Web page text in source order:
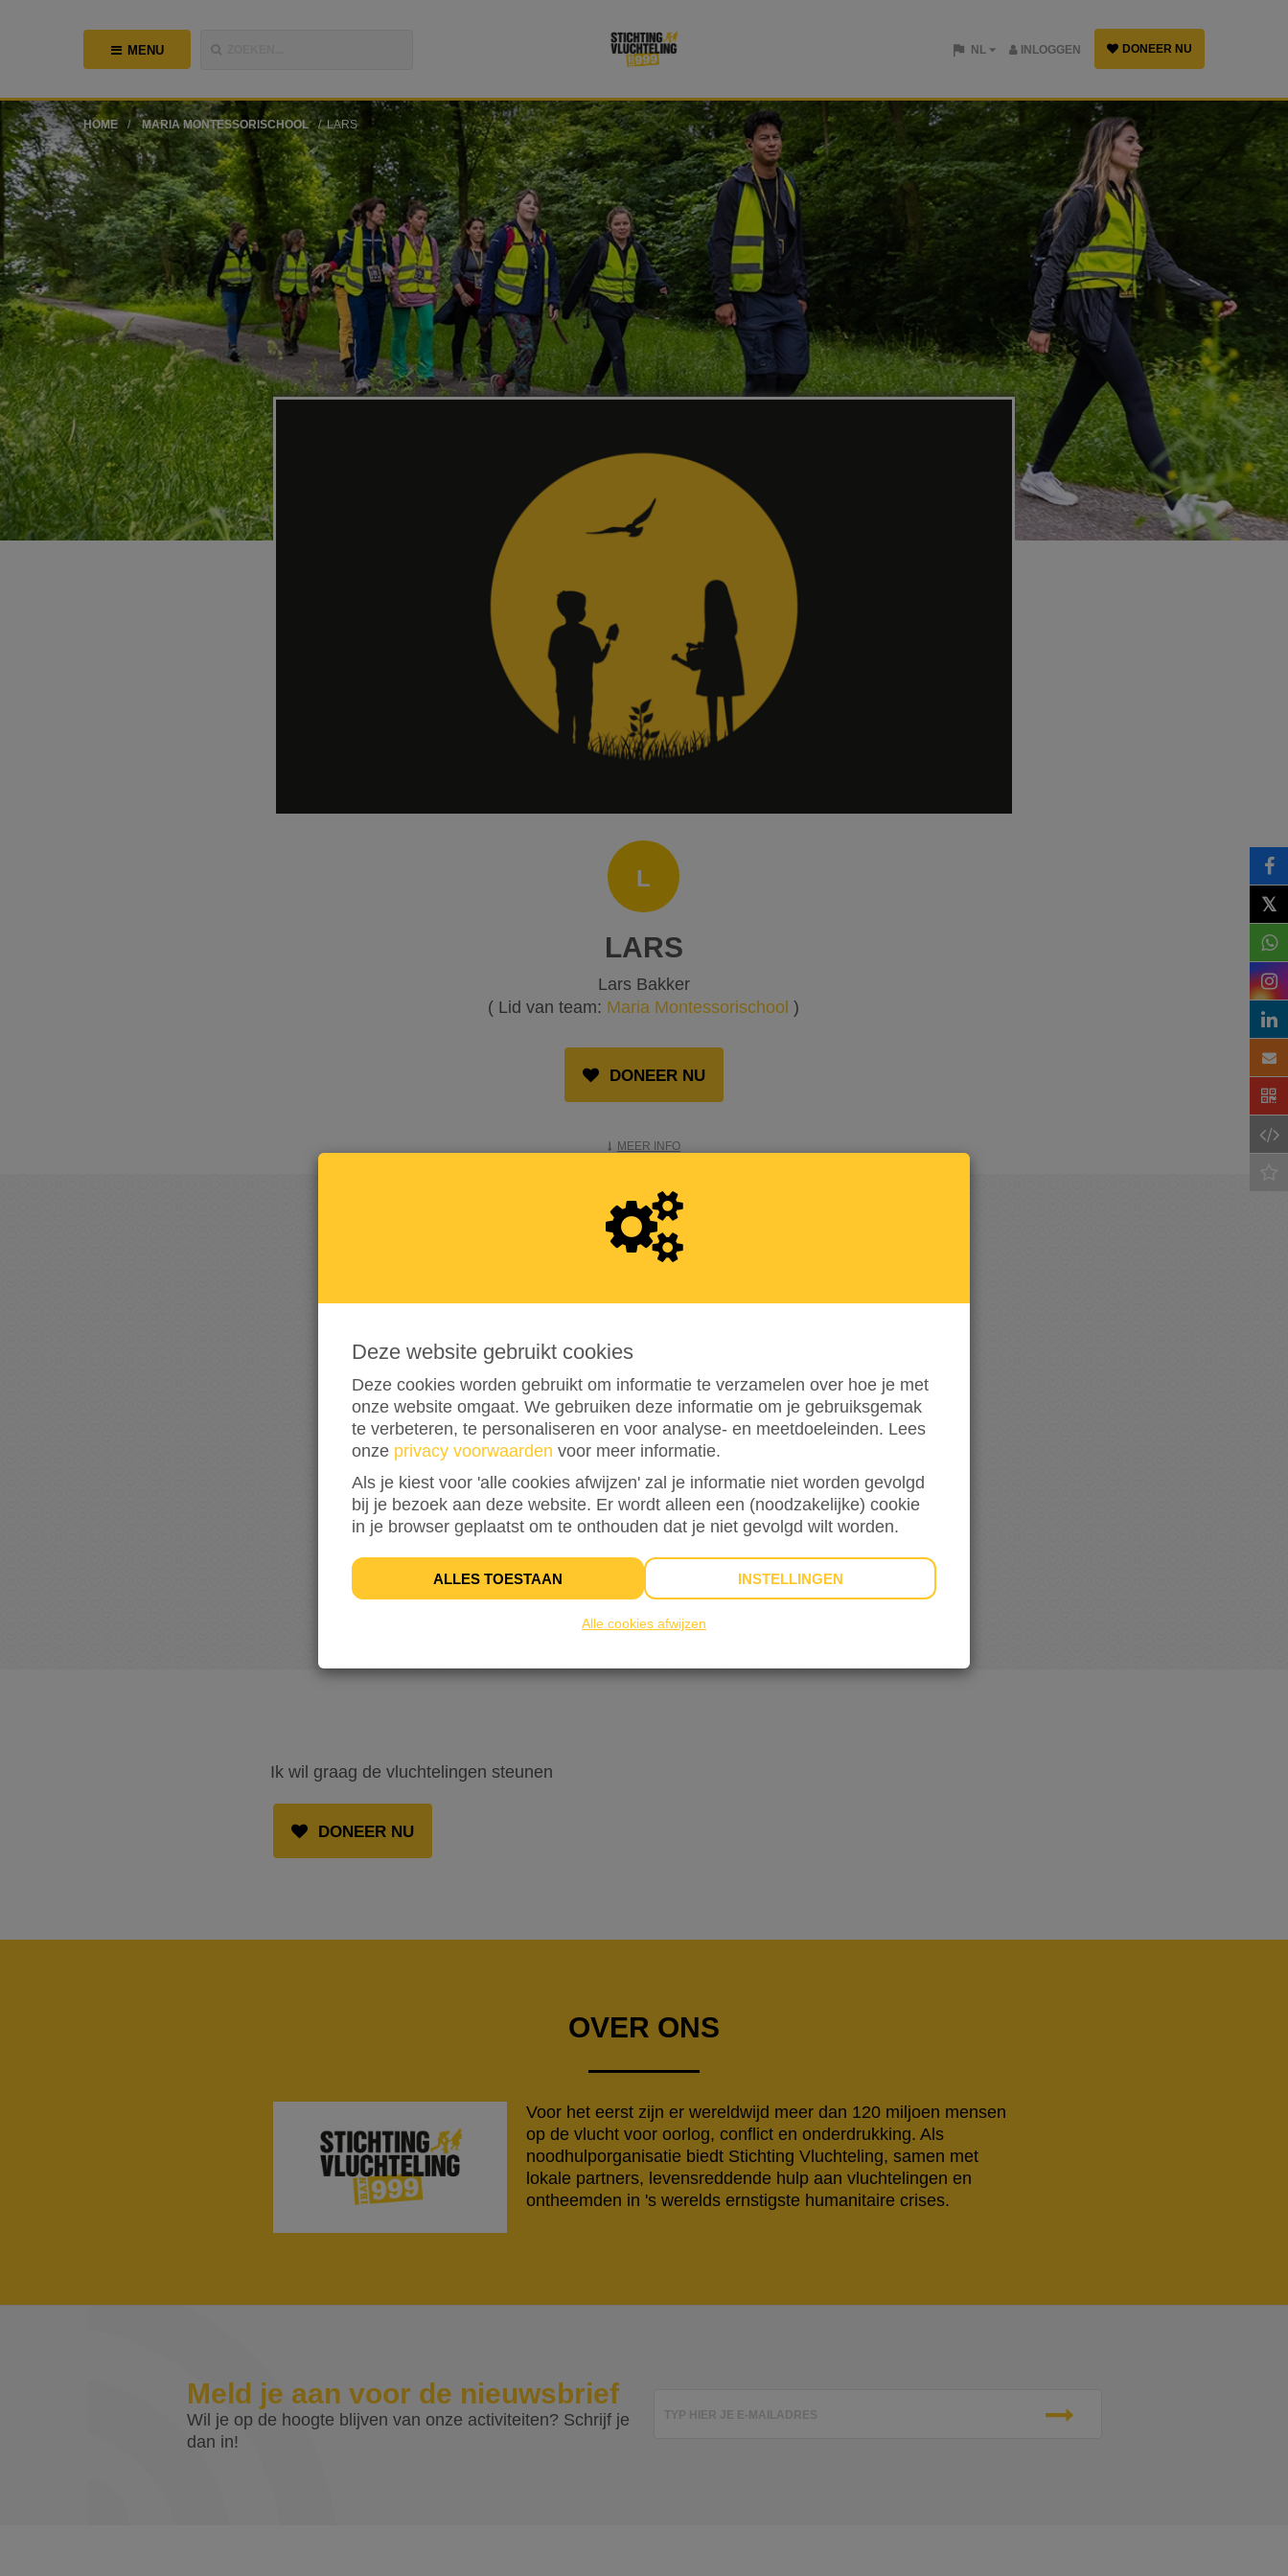
MENU DONEER NU
INLOGGEN
NL
HOME MARIA MONTESSORISCHOOL LARS
L
LARS
Lars Bakker
( Lid van team: Maria Montessorischool )
DONEER NU
MEER INFO
OPGEHAALD
0
0% bereikt van mijn streefbedrag € 30
Ik wil graag de vluchtelingen steunen
DONEER NU
OVER ONS
Voor het eerst zijn er wereldwijd meer dan 120 miljoen mensen
op de vlucht voor oorlog, conflict en onderdrukking. Als
noodhulporganisatie biedt Stichting Vluchteling, samen met
lokale partners, levensreddende hulp aan vluchtelingen en
ontheemden in 's werelds ernstigste humanitaire crises.
Meld je aan voor de nieuwsbrief
Wil je op de hoogte blijven van onze activiteiten? Schrijf je
dan in!
TYP HIER JE E-MAILADRES
𝕏
Deze website gebruikt cookies
Deze cookies worden gebruikt om informatie te verzamelen over hoe je met
onze website omgaat. We gebruiken deze informatie om je gebruiksgemak
te verbeteren, te personaliseren en voor analyse- en meetdoeleinden. Lees
onze privacy voorwaarden voor meer informatie.
Als je kiest voor 'alle cookies afwijzen' zal je informatie niet worden gevolgd
bij je bezoek aan deze website. Er wordt alleen een (noodzakelijke) cookie
in je browser geplaatst om te onthouden dat je niet gevolgd wilt worden.
ALLES TOESTAAN INSTELLINGEN
Alle cookies afwijzen